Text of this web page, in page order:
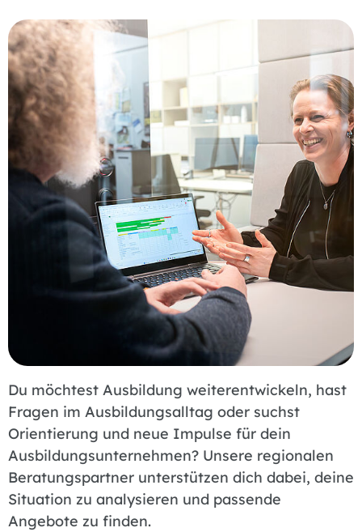
Du möchtest Ausbildung weiterentwickeln, hast
Fragen im Ausbildungsalltag oder suchst
Orientierung und neue Impulse für dein
Ausbildungsunternehmen? Unsere regionalen
Beratungspartner unterstützen dich dabei, deine
Situation zu analysieren und passende
Angebote zu finden.